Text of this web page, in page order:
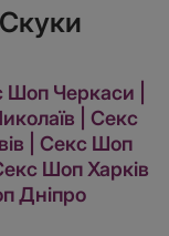
Шоп Черкаси
Секс
Секс Шоп
Шоп Харків
Дніпро